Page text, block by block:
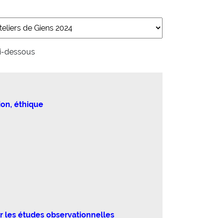
dessous
éthique
les études observationnelles